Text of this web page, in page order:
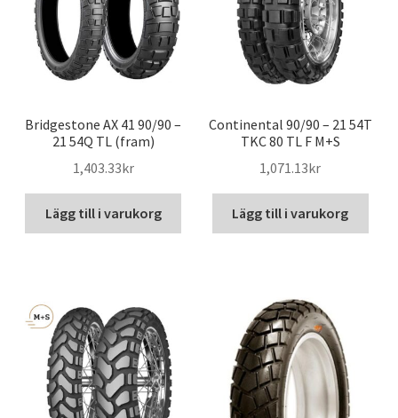
Bridgestone AX 41 90/90 –
21 54Q TL (fram)
1,403.33kr
Lägg till i varukorg
Continental 90/90 – 21 54T
TKC 80 TL F M+S
1,071.13kr
Lägg till i varukorg